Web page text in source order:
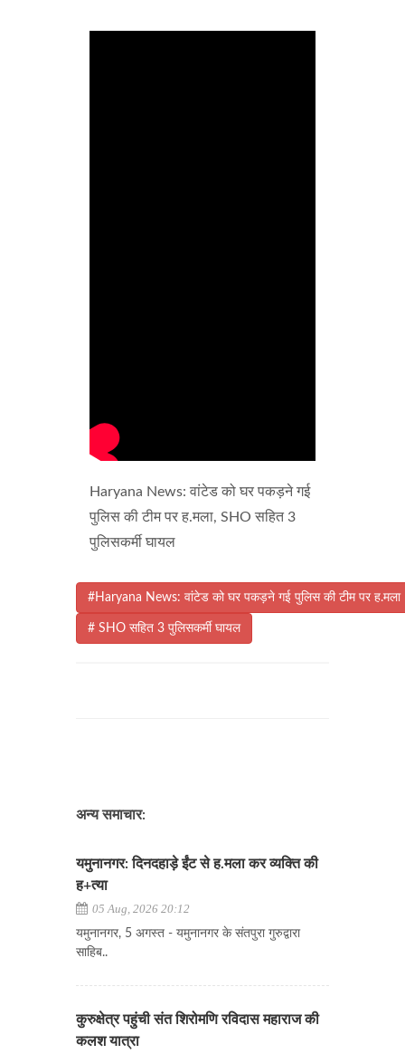
Haryana News: वांटेड को घर पकड़ने गई
पुलिस की टीम पर ह.मला, SHO सहित 3
पुलिसकर्मी घायल
#Haryana News: वांटेड को घर पकड़ने गई पुलिस की टीम पर ह.मला
# SHO सहित 3 पुलिसकर्मी घायल
अन्य समाचार:
यमुनानगर: दिनदहाड़े ईंट से ह.मला कर व्यक्ति की
ह+त्या
05 Aug, 2026 20:12
यमुनानगर, 5 अगस्त - यमुनानगर के संतपुरा गुरुद्वारा
साहिब..
कुरुक्षेत्र पहुंची संत शिरोमणि रविदास महाराज की
कलश यात्रा